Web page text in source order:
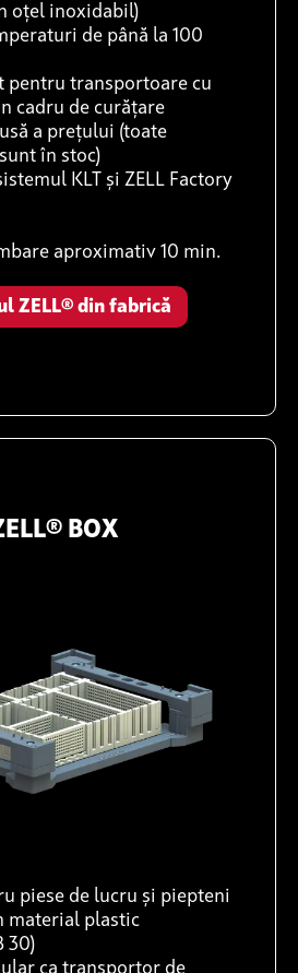
oțel inoxidabil)
de până la 100
pentru transportoare cu
cadru de curățare
a prețului (toate
în stoc)
KLT și ZELL Factory
aproximativ 10 min.
ZELL® din fabrică
BOX
piese de lucru și piepteni
material plastic
30)
ca transportor de